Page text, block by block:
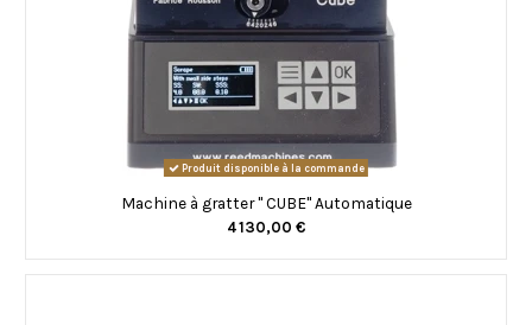
Produit disponible à la commande
Machine à gratter " CUBE" Automatique
4 130,00 €